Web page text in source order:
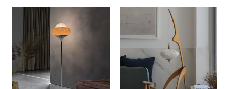
large sur une base en
marbre cylindrique noire
pour la chambre à
coucher